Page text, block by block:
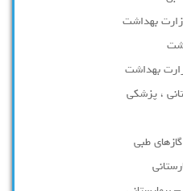
بهداشت
بهداشت
، پزشکی
طبی